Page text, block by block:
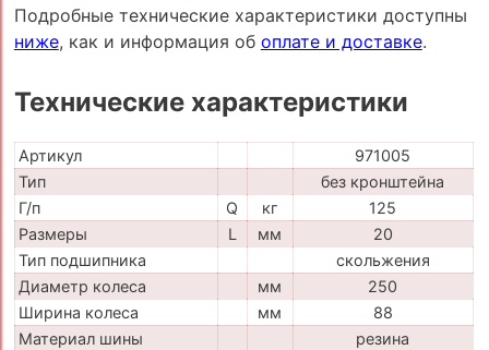
Подробные технические характеристики доступны
ниже, как и информация об оплате и доставке.
Технические характеристики
Артикул
971005
Тип
без кронштейна
Г/п
Q кг
125
Размеры
L мм
20
Тип подшипника
скольжения
Диаметр колеса
мм
250
Ширина колеса
мм
88
Материал шины
резина